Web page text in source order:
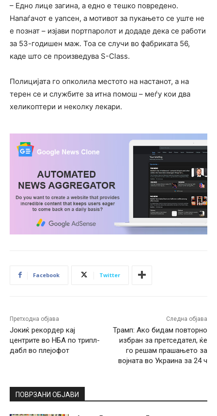
– Едно лице загина, а едно е тешко повредено.
Напаѓачот е уапсен, а мотивот за пукањето се уште не
е познат – изјави портпаролот и додаде дека се работи
за 53-годишен маж. Тоа се случи во фабриката 56,
каде што се произведува S-Class.
Полицијата го опколила местото на настанот, а на
терен се и службите за итна помош – меѓу кои два
хеликоптери и неколку лекари.
Facebook Twitter
Претходна објава
Јокиќ рекордер кај
центрите во НБА по трипл-
дабл во плејофот
Следна објава
Трамп: Ако бидам повторно
избран за претседател, ќе
го решам прашањето за
војната во Украина за 24 ч
ПОВРЗАНИ ОБЈАВИ